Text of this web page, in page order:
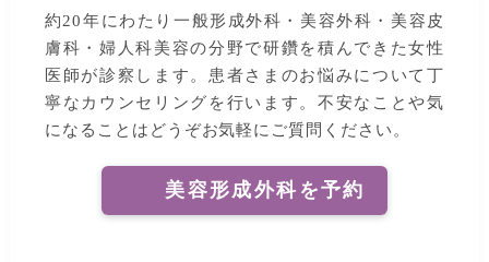
約20年にわたり一般形成外科・美容外科・美容皮
膚科・婦人科美容の分野で研鑽を積んできた女性
医師が診察します。患者さまのお悩みについて丁
寧なカウンセリングを行います。不安なことや気
になることはどうぞお気軽にご質問ください。
美容形成外科を予約